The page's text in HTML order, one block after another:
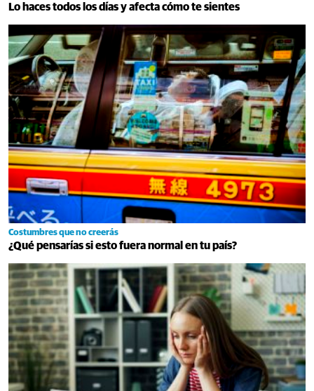
Lo haces todos los días y afecta cómo te sientes
Costumbres que no creerás
¿Qué pensarías si esto fuera normal en tu país?